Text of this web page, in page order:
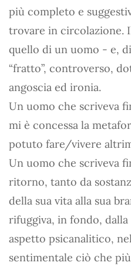
più completo e
trovare in circolazione.
quello di un uomo - e,
“fratto”, controverso,
angoscia ed ironia.
Un uomo che scriveva
mi è concessa la
potuto fare/vivere
Un uomo che scriveva
ritorno, tanto da
della sua vita alla sua
rifuggiva, in fondo,
aspetto psicanalitico,
sentimentale ciò che